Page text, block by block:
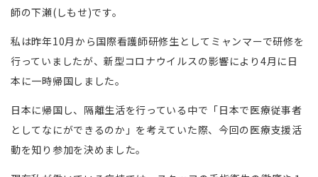
師の下瀬(しもせ)です。
私は昨年10月から国際看護師研修生としてミャンマーで研修を
行っていましたが、新型コロナウイルスの影響により4月に日
本に一時帰国しました。
日本に帰国し、隔離生活を行っている中で「日本で医療従事者
としてなにができるのか」を考えていた際、今回の医療支援活
動を知り参加を決めました。